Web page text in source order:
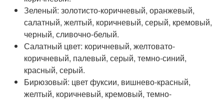
Зеленый: золотисто-коричневый, оранжевый,
салатный, желтый, коричневый, серый, кремовый,
черный, сливочно-белый.
Салатный цвет: коричневый, желтовато-
коричневый, палевый, серый, темно-синий,
красный, серый.
Бирюзовый: цвет фуксии, вишнево-красный,
желтый, коричневый, кремовый, темно-